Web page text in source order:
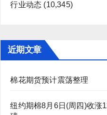
行业动态 (10,345)
近期文章
棉花期货预计震荡整理
纽约期棉8月6日(周四)收涨